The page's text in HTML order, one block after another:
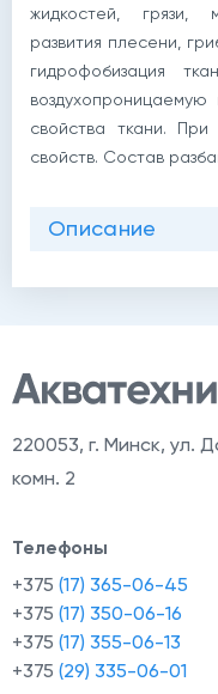
жидкостей, грязи,
развития плесени,
гидрофобизация
свойства ткани.
свойств. Состав
Описание
220053, г. Минск, ул.
комн. 2
Телефоны
+375 (17) 365-06-45
+375 (17) 350-06-16
+375 (17) 355-06-13
+375 (29) 335-06-01